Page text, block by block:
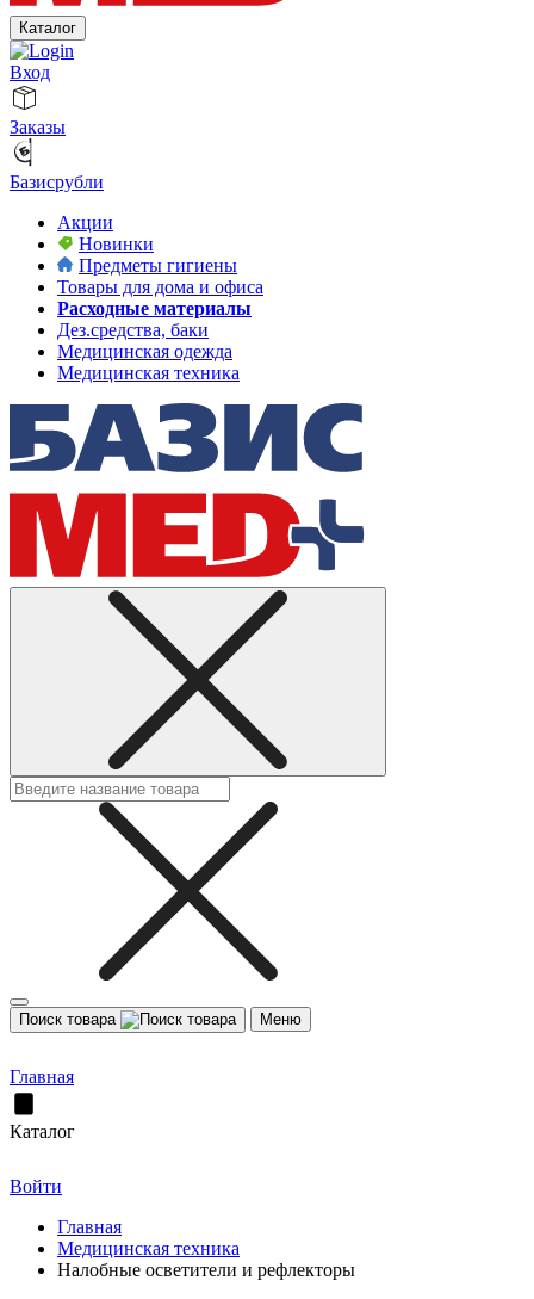
Каталог
Вход
Заказы
Базисрубли
Акции
Новинки
Предметы гигиены
Товары для дома и офиса
Расходные материалы
Дез.средства, баки
Медицинская одежда
Медицинская техника
Поиск товара Меню
Главная
Каталог
Войти
Главная
Медицинская техника
Налобные осветители и рефлекторы